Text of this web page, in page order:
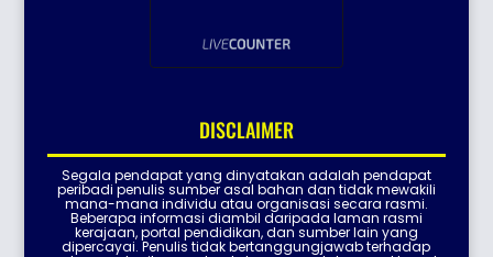
DISCLAIMER
Segala pendapat yang dinyatakan adalah pendapat
peribadi penulis sumber asal bahan dan tidak mewakili
mana-mana individu atau organisasi secara rasmi.
Beberapa informasi diambil daripada laman rasmi
kerajaan, portal pendidikan, dan sumber lain yang
dipercayai. Penulis tidak bertanggungjawab terhadap